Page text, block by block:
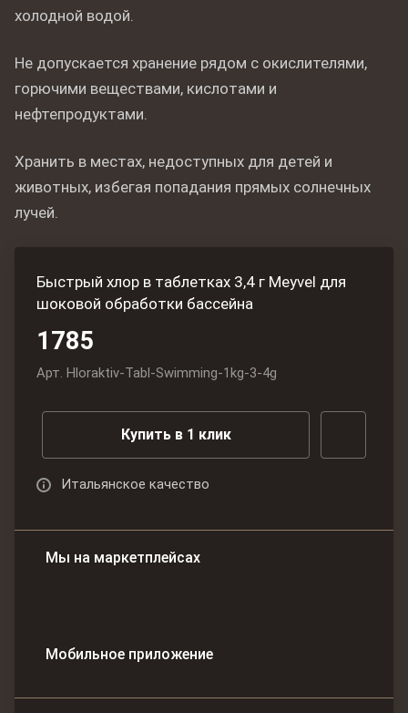
Быстрый хлор в таблетках 3,4 г Meyvel для
шоковой обработки бассейна
1785
Арт. Hloraktiv-Tabl-Swimming-1kg-3-4g
Купить в 1 клик
Итальянское качество
Мы на маркетплейсах
Мобильное приложение
холодной водой.
Не допускается хранение рядом с окислителями,
горючими веществами, кислотами и
нефтепродуктами.
Хранить в местах, недоступных для детей и
животных, избегая попадания прямых солнечных
лучей.